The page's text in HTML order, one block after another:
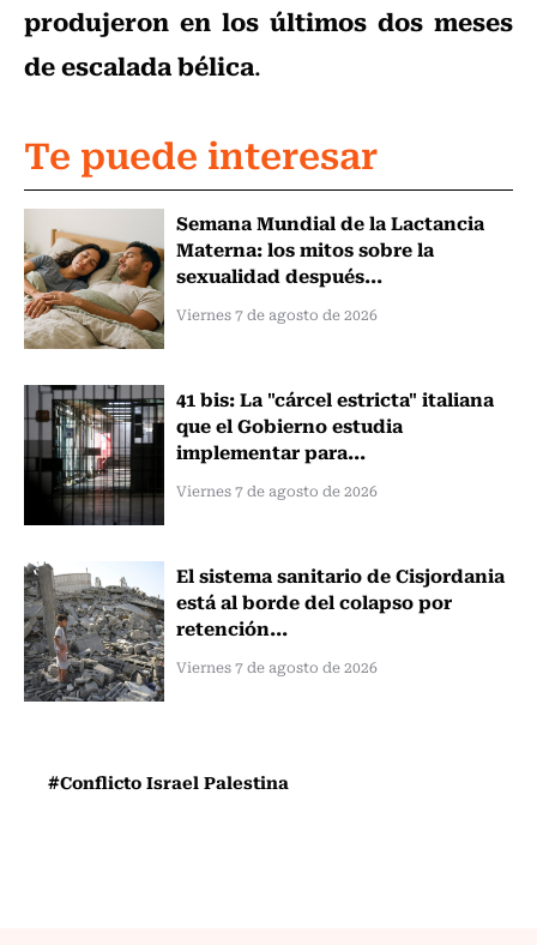
produjeron en los últimos dos meses
de escalada bélica.
Te puede interesar
Semana Mundial de la Lactancia
Materna: los mitos sobre la
sexualidad después...
Viernes 7 de agosto de 2026
41 bis: La "cárcel estricta" italiana
que el Gobierno estudia
implementar para...
Viernes 7 de agosto de 2026
El sistema sanitario de Cisjordania
está al borde del colapso por
retención...
Viernes 7 de agosto de 2026
#Conflicto Israel Palestina